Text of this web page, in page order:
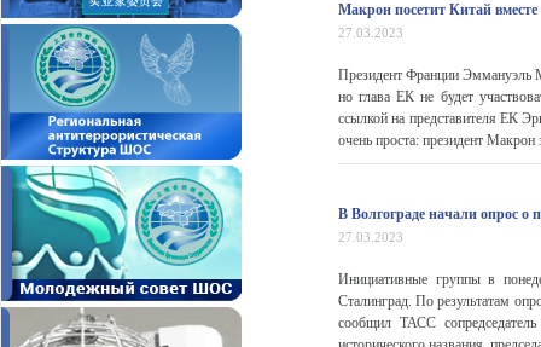
Макрон посетит Китай
27.03.2023
Президент Франции Эммануэль
но глава ЕК не будет
ссылкой на представителя ЕК
очень проста: президент
В Волгограде начали опрос о
27.03.2023
Инициативные группы в
Сталинград. По результатам
сообщил ТАСС